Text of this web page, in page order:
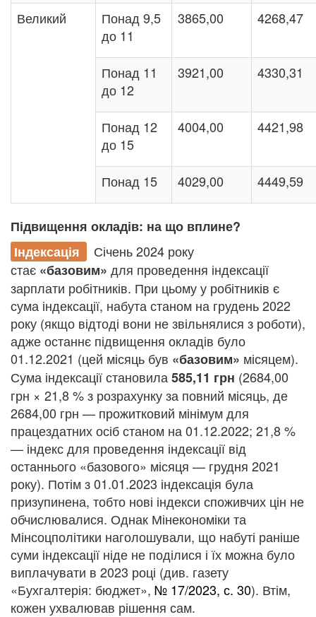
Великий
Понад 9,5
до 11
3865,00 4268,47
Понад 11
до 12
3921,00 4330,31
Понад 12
до 15
4004,00 4421,98
Понад 15 4029,00 4449,59
Підвищення окладів: на що вплине?
Індексація
Січень 2024 року
стає «базовим» для проведення індексації
зарплати робітників. При цьому у робітників є
сума індексації, набута станом на грудень 2022
року (якщо відтоді вони не звільнялися з роботи),
адже останнє підвищення окладів було
01.12.2021 (цей місяць був «базовим» місяцем).
Сума індексації становила 585,11 грн (2684,00
грн × 21,8 % з розрахунку за повний місяць, де
2684,00 грн — прожитковий мінімум для
працездатних осіб станом на 01.12.2022; 21,8 %
— індекс для проведення індексації від
останнього «базового» місяця — грудня 2021
року). Потім з 01.01.2023 індексація була
призупинена, тобто нові індекси споживчих цін не
обчислювалися. Однак Мінекономіки та
Мінсоцполітики наголошували, що набуті раніше
суми індексації ніде не поділися і їх можна було
виплачувати в 2023 році (див. газету
«Бухгалтерія: бюджет», № 17/2023, с. 30). Втім,
кожен ухвалював рішення сам.